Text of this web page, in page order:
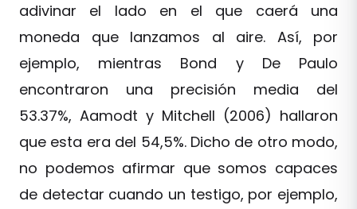
adivinar el lado en el que caerá una
moneda que lanzamos al aire. Así, por
ejemplo, mientras Bond y De Paulo
encontraron una precisión media del
53.37%, Aamodt y Mitchell (2006) hallaron
que esta era del 54,5%. Dicho de otro modo,
no podemos afirmar que somos capaces
de detectar cuando un testigo, por ejemplo,